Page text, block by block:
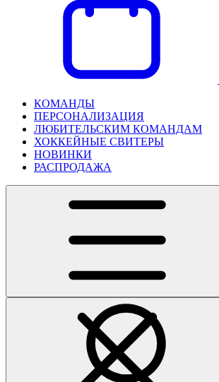
КОМАНДЫ
ПЕРСОНАЛИЗАЦИЯ
ЛЮБИТЕЛЬСКИМ КОМАНДАМ
ХОККЕЙНЫЕ СВИТЕРЫ
НОВИНКИ
РАСПРОДАЖА